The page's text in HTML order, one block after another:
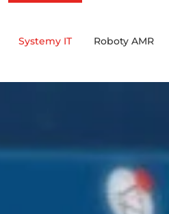
Systemy IT Roboty AMR